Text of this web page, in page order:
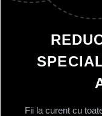
Fii la curent cu